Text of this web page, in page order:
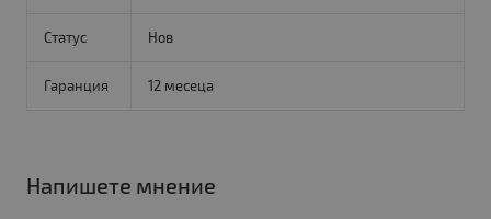
Статус Нов
Гаранция 12 месеца
Напишете мнение